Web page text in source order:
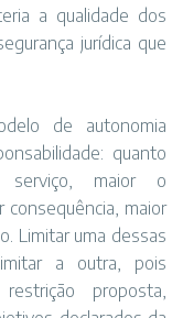
a qualidade dos
jurídica que
de autonomia
quanto
maior o
maior
Limitar uma dessas
a outra, pois
proposta,